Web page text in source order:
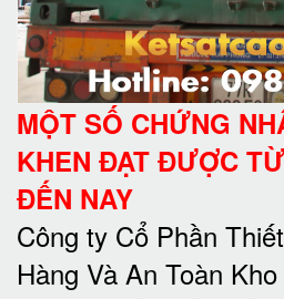
MỘT SỐ CHỨNG
KHEN ĐẠT ĐƯỢC
ĐẾN NAY
Công ty Cổ Phần
Hàng Và An Toàn